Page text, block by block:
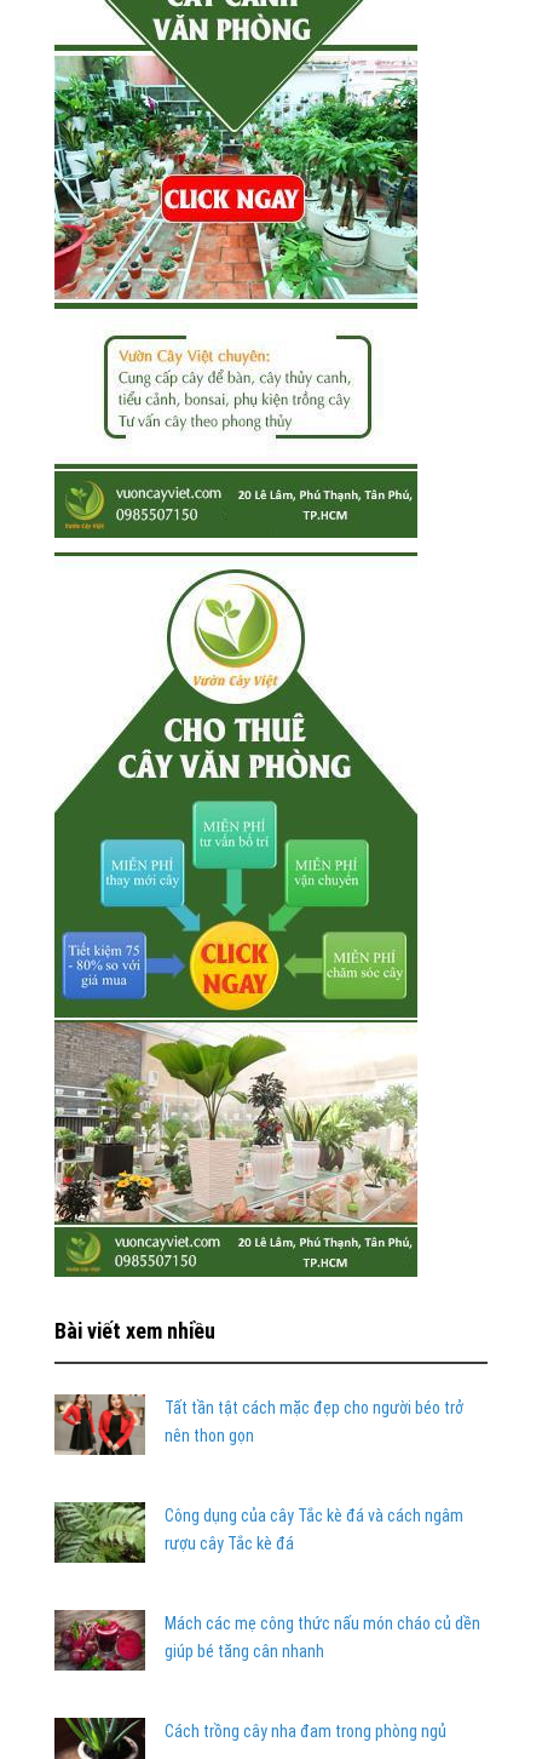
Bài viết xem nhiều
Tất tần tật cách mặc đẹp cho người béo trở
nên thon gọn
Công dụng của cây Tắc kè đá và cách ngâm
rượu cây Tắc kè đá
Mách các mẹ công thức nấu món cháo củ dền
giúp bé tăng cân nhanh
Cách trồng cây nha đam trong phòng ngủ